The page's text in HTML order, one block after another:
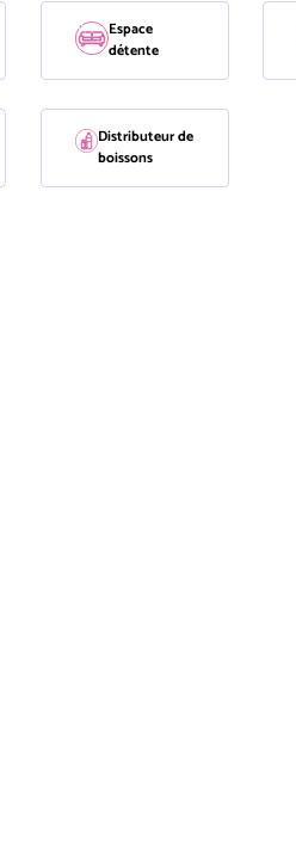
Espace
détente
Distributeur de
boissons